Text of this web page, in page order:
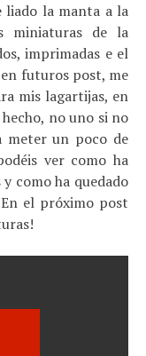
liado la manta a la
miniaturas de la
imprimadas e el
futuros post, me
mis lagartijas, en
no uno si no
meter un poco de
ver como ha
como ha quedado
el próximo post